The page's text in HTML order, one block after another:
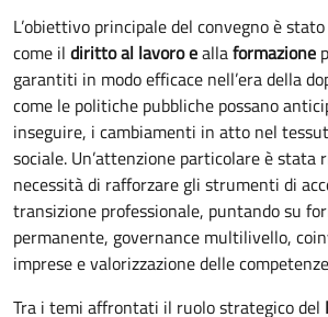
L’obiettivo principale del convegno è
come il diritto al lavoro eallaformazione
garantiti in modo efficace nell’era della
come le politiche pubbliche possano
inseguire, i cambiamenti in atto nel
sociale. Un’attenzione particolare è stata
necessità di rafforzare gli strumenti di
transizione professionale, puntando su
permanente, governance multilivello,
imprese e valorizzazione delle
Tra i temi affrontati il ruolo strategico del